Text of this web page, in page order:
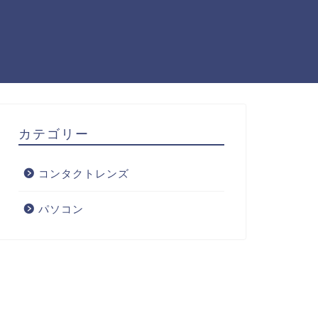
カテゴリー
コンタクトレンズ
パソコン